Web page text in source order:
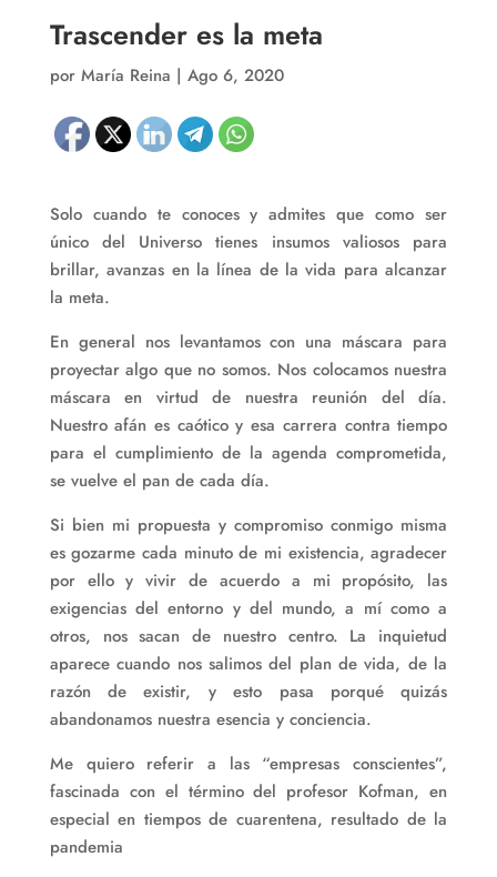
Trascender es la meta
por María Reina | Ago 6, 2020
Solo cuando te conoces y admites que como ser
único del Universo tienes insumos valiosos para
brillar, avanzas en la línea de la vida para alcanzar
la meta.
En general nos levantamos con una máscara para
proyectar algo que no somos. Nos colocamos nuestra
máscara en virtud de nuestra reunión del día.
Nuestro afán es caótico y esa carrera contra tiempo
para el cumplimiento de la agenda comprometida,
se vuelve el pan de cada día.
Si bien mi propuesta y compromiso conmigo misma
es gozarme cada minuto de mi existencia, agradecer
por ello y vivir de acuerdo a mi propósito, las
exigencias del entorno y del mundo, a mí como a
otros, nos sacan de nuestro centro. La inquietud
aparece cuando nos salimos del plan de vida, de la
razón de existir, y esto pasa porqué quizás
abandonamos nuestra esencia y conciencia.
Me quiero referir a las “empresas conscientes”,
fascinada con el término del profesor Kofman, en
especial en tiempos de cuarentena, resultado de la
pandemia